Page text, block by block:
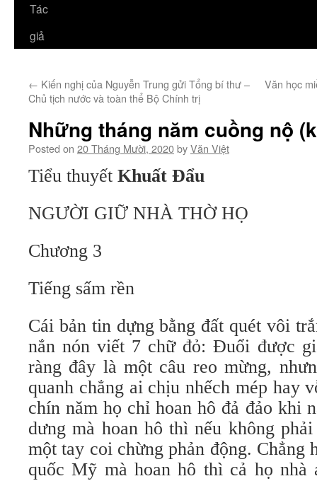
Tác
giả
← Kiến nghị của Nguyễn Trung gửi Tổng bí thư –
Chủ tịch nước và toàn thể Bộ Chính trị
Văn học
Những tháng năm cuồng nộ
Posted on 20 Tháng Mười, 2020byVăn Việt
Tiểu thuyết Khuất Đẩu
NGƯỜI GIỮ NHÀ THỜ HỌ
Chương 3
Tiếng sấm rền
Cái bản tin dựng bằng đất quét vôi
nắn nón viết 7 chữ đỏ: Đuổi được
ràng đây là một câu reo mừng,
quanh chẳng ai chịu nhếch mép hay
chín năm họ chỉ hoan hô đả đảo khi
dưng mà hoan hô thì nếu không
một tay coi chừng phản động. Chẳng
quốc Mỹ mà hoan hô thì cả họ